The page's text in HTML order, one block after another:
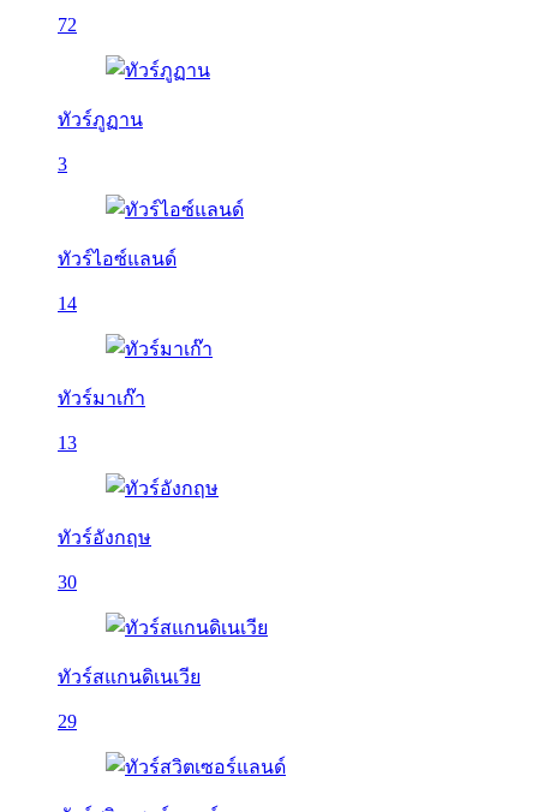
72
ทัวร์ภูฏาน
3
ทัวร์ไอซ์แลนด์
14
ทัวร์มาเก๊า
13
ทัวร์อังกฤษ
30
ทัวร์สแกนดิเนเวีย
29